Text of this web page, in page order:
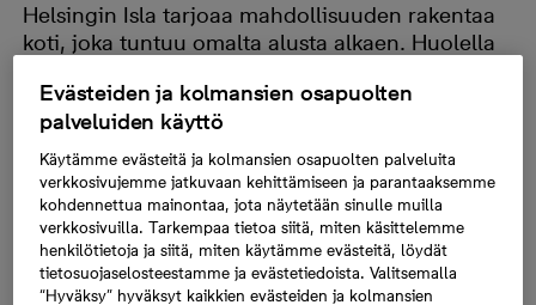
Helsingin Isla tarjoaa mahdollisuuden rakentaa
koti, joka tuntuu omalta alusta alkaen. Huolella
valitsemisesta helppoa ja auttavat löytämään
harmonisen kokonaisuuden, joka istuu sekä
arkeen että omaan tyyliin.
Valon, materiaalien ja omien
valintojen harmoniaa
Kun koti suunnitellaan meren läheisyyteen, valolla on
Evästeiden ja kolmansien osapuolten
palveluiden käyttö
Käytämme evästeitä ja kolmansien osapuolten palveluita
verkkosivujemme jatkuvaan kehittämiseen ja parantaaksemme
kohdennettua mainontaa, jota näytetään sinulle muilla
verkkosivuilla. Tarkempaa tietoa siitä, miten käsittelemme
henkilötietoja ja siitä, miten käytämme evästeitä, löydät
tietosuojaselosteestamme ja evästetiedoista. Valitsemalla
“Hyväksy” hyväksyt kaikkien evästeiden ja kolmansien